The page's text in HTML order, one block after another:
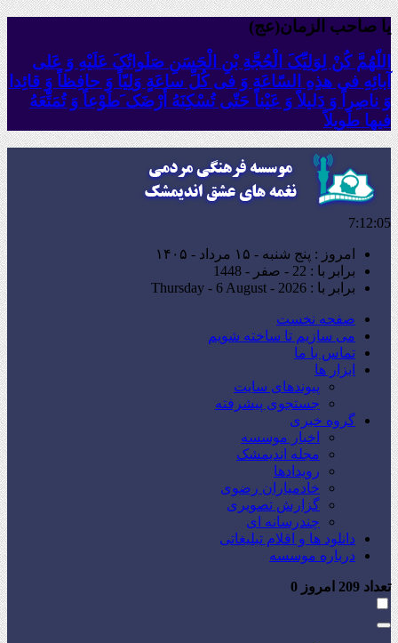
یا صاحب الزمان(عج)
اللّهُمَّ کُنْ لِوَلِیِّکَ الْحُجَّةِ بْنِ الْحَسَنِ صَلَواتُکَ عَلَیْهِ وَ عَلى
آبائِهِ فی هذِهِ السّاعَةِ وَ فی کُلِّ ساعَةٍ وَلِیّاً وَ حافِظاً وَ قائِدا
‏وَ ناصِراً وَ دَلیلاً وَ عَیْناً حَتّى تُسْکِنَهُ أَرْضَک َطَوْعاً وَ تُمَتِّعَهُ
فیها طَویلاً
7:12:06
امروز : پنج شنبه - ۱۵ مرداد - ۱۴۰۵
برابر با : 22 - صفر - 1448
برابر با : Thursday - 6 August - 2026
صفحه نخست
می سازیم تا ساخته شویم
تماس با ما
ابزار ها
پیوندهای سایت
جستجوی پیشرفته
گروه خبری
اخبار موسسه
مجله اندیمشک
رویدادها
خادمیاران رضوی
گزارش تصویری
چندرسانه ای
دانلود ها و اقلام تبلیغاتی
درباره موسسه
تعداد امروز 0